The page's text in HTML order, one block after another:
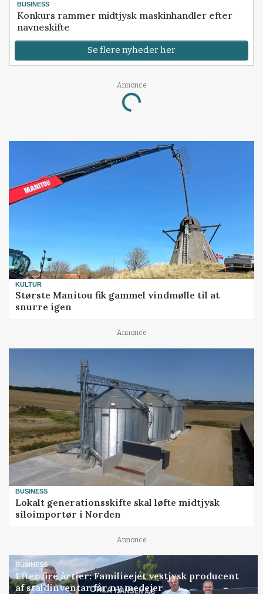
BUSINESS
Konkurs rammer midtjysk maskinhandler efter
navneskifte
Se flere nyheder her
Annonce
Loading...
KULTUR
Største Manitou fik gammel vindmølle til at
snurre igen
Annonce
BUSINESS
Lokalt generationsskifte skal løfte midtjysk
siloimportør i Norden
Annonce
BUSINESS
Efter fire årtier: Familieejet vestjysk producent
af staldinventar får ny medejer